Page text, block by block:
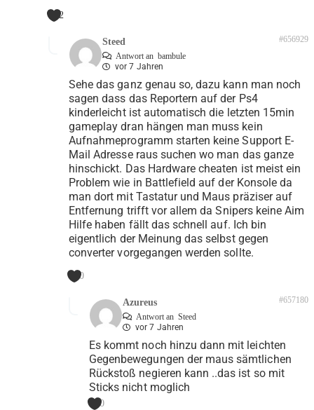
2
Steed
Antwort an bambule
vor 7 Jahren
#656929
Sehe das ganz genau so, dazu kann man noch
sagen dass das Reportern auf der Ps4
kinderleicht ist automatisch die letzten 15min
gameplay dran hängen man muss kein
Aufnahmeprogramm starten keine Support E-
Mail Adresse raus suchen wo man das ganze
hinschickt. Das Hardware cheaten ist meist ein
Problem wie in Battlefield auf der Konsole da
man dort mit Tastatur und Maus präziser auf
Entfernung trifft vor allem da Snipers keine Aim
Hilfe haben fällt das schnell auf. Ich bin
eigentlich der Meinung das selbst gegen
converter vorgegangen werden sollte.
0
Azureus
Antwort an Steed
vor 7 Jahren
#657180
Es kommt noch hinzu dann mit leichten
Gegenbewegungen der maus sämtlichen
Rückstoß negieren kann ..das ist so mit
Sticks nicht moglich
0